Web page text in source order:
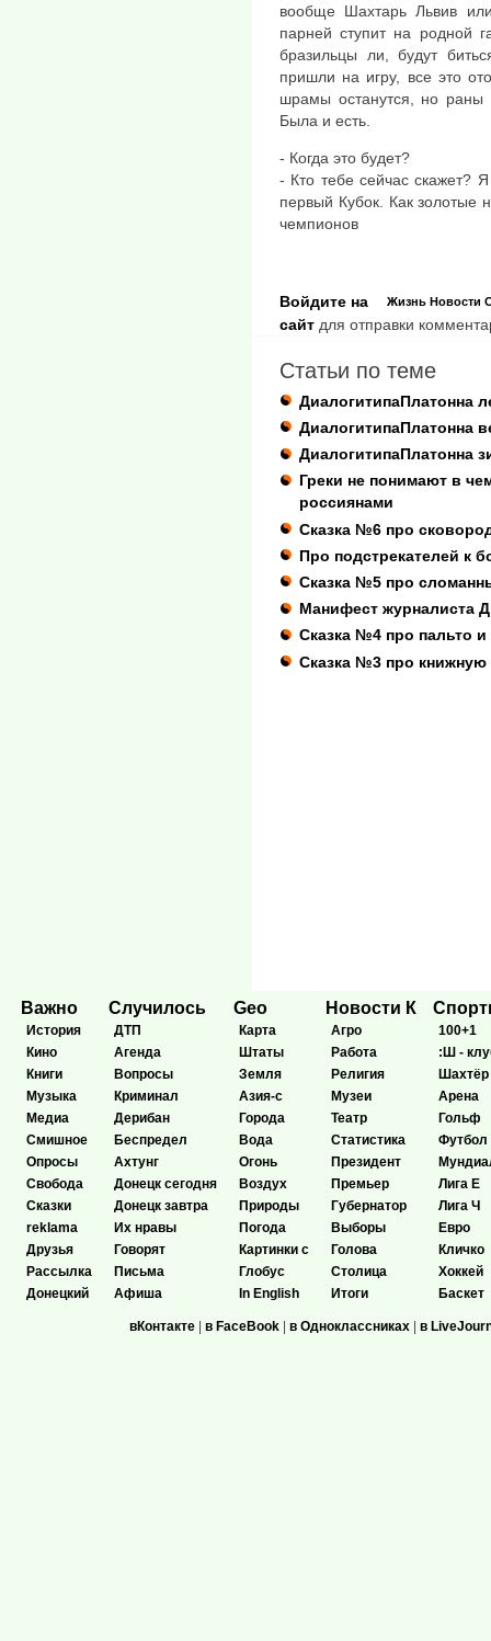
вообще Шахтарь Львив
парней ступит на родной
бразильцы ли, будут
пришли на игру, все это
шрамы останутся, но раны
Была и есть.
- Когда это будет?
- Кто тебе сейчас скажет?
первый Кубок. Как золотые
чемпионов
Жизнь Новости
Войдите на
сайт для отправки
Статьи по теме
ДиалогитипаПлатонна
ДиалогитипаПлатонна
ДиалогитипаПлатонна
Греки не понимают в
россиянами
Сказка №6 про
Про подстрекателей к
Сказка №5 про
Манифест журналиста
Сказка №4 про пальто
Сказка №3 про книжную
Важно
История
Кино
Книги
Музыка
Медиа
Смишное
Опросы
Свобода
Сказки
reklama
Друзья
Рассылка
Донецкий
Случилось
ДТП
Агенда
Вопросы
Криминал
Дерибан
Беспредел
Ахтунг
Донецк сегодня
Донецк завтра
Их нравы
Говорят
Письма
Афиша
Geo
Карта
Штаты
Земля
Азия-с
Города
Вода
Огонь
Воздух
Природы
Погода
Картинки с
Глобус
In English
Новости К
Агро
Работа
Религия
Музеи
Театр
Статистика
Президент
Премьер
Губернатор
Выборы
Голова
Столица
Итоги
100+1
:Ш -
Шахтёр
Арена
Гольф
Футбол
Лига Е
Лига Ч
Евро
Кличко
Хоккей
Баскет
вКонтакте в FaceBook в Одноклассниках в